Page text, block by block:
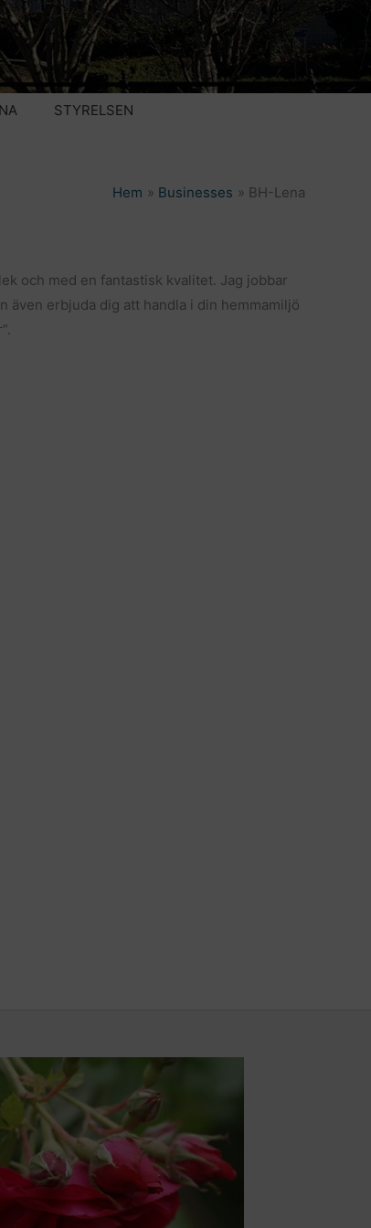
STYRELSEN
Hem Businesses BH-Lena
och med en fantastisk kvalitet. Jag jobbar
även erbjuda dig att handla i din hemmamiljö